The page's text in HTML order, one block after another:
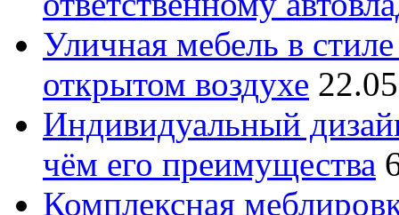
Уличная мебель в
открытом воздухе
Индивидуальный
чём его преимущества
Комплексная